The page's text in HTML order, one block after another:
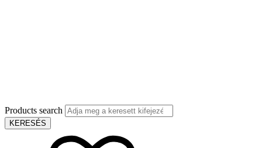
Products search
KERESÉS